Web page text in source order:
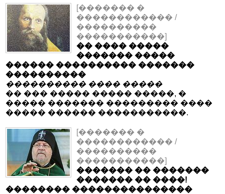
[������� �
������������ /
����������
�����������]
�� ���� �����
������� �����
������ ���������� �������
����������
���������� ���� �����
�� ��� ����� ����� �����, �
����� ������� ��������� ����
����� ������ �����������.
[������� �
������������ /
����������
�����������]
������� �� �������
������� �� ����!
�������� ���������������